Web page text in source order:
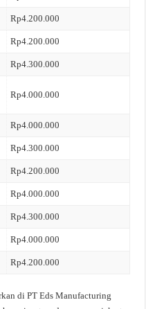
Rp4.200.000
Rp4.200.000
Rp4.300.000
Rp4.000.000
Rp4.000.000
Rp4.300.000
Rp4.200.000
Rp4.000.000
Rp4.300.000
Rp4.000.000
Rp4.200.000
di PT Eds Manufacturing